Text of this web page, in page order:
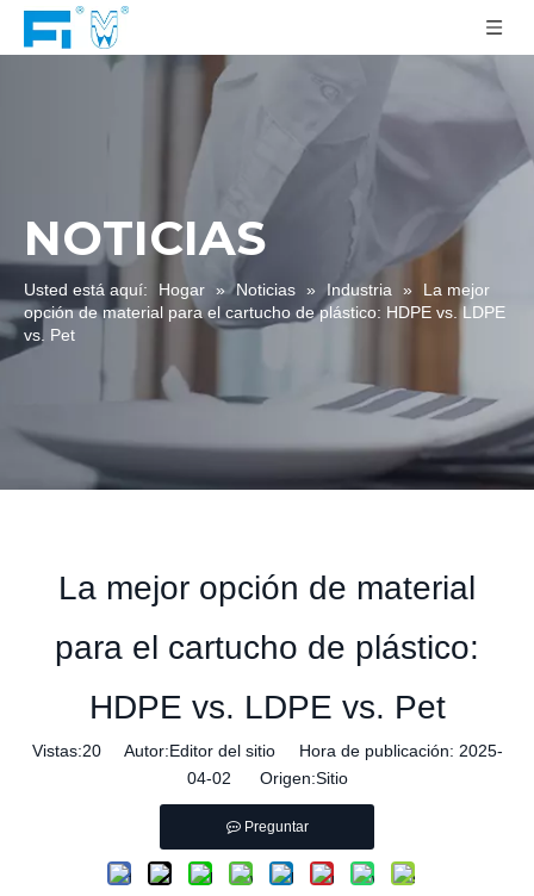
NOTICIAS
Usted está aquí: Hogar » Noticias » Industria »
La mejor
opción de material para el cartucho de plástico: HDPE vs. LDPE
vs. Pet
La mejor opción de material
para el cartucho de plástico:
HDPE vs. LDPE vs. Pet
Vistas:20Autor:Editor del sitio Hora de publicación: 2025-
04-02 Origen:Sitio
Preguntar